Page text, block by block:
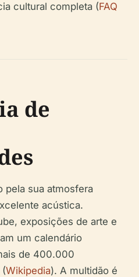
cultural completa (FAQ
de
pela sua atmosfera
acústica.
exposições de arte e
um calendário
de 400.000
Wikipedia). A multidão é